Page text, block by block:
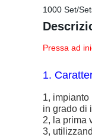
1000 Set/
Pressa ad
1.
1,
in grado di
2, la prima
3,